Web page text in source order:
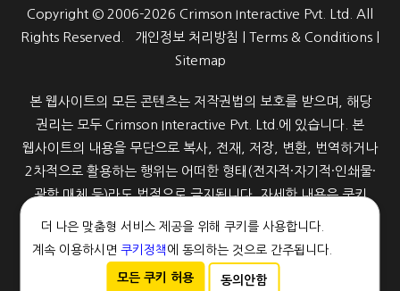
더 나은 맞춤형 서비스 제공을 위해 쿠키를 사용합니다.
계속 이용하시면 쿠키정책 에 동의하는 것으로 간주됩니다.
모든 쿠키 허용 동의안함
Copyright © 2006-2026 Crimson Interactive Pvt. Ltd. All
Rights Reserved. 개인정보 처리방침 Terms & Conditions
Sitemap
본 웹사이트의 모든 콘텐츠는 저작권법의 보호를 받으며, 해당
권리는 모두 Crimson Interactive Pvt. Ltd.에 있습니다. 본
웹사이트의 내용을 무단으로 복사, 전재, 저장, 변환, 번역하거나
2차적으로 활용하는 행위는 어떠한 형태(전자적·자기적·인쇄물·
광학 매체 등)라도 법적으로 금지됩니다. 자세한 내용은 쿠키
정책을 참고해 주세요.